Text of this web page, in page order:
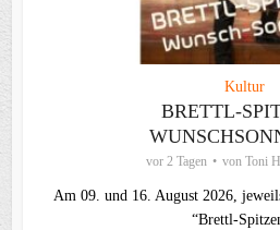
Kultur
BRETTL-
vor 2 Tagen von Toni
Am 09. und 16. August 2026,
“Brettl-